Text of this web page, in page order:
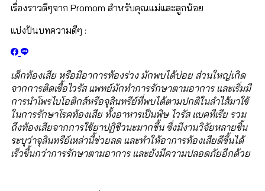
เรื่องราวดีๆจาก Promom สำหรับคุณแม่และลูกน้อย
แบ่งปันบทความดีๆ :
เด็กท้องเสีย หรือมีอาการท้องร่วง มักพบได้บ่อย ส่วนใหญ่เกิด
จากการติดเชื้อไวรัส แพทย์มักทำการรักษาตามอาการ และเริ่มมี
การนำโพรไบโอติกส์หรือจุลินทรีย์ที่พบได้ตามปกติในลำไส้มาใช้
ในการรักษาโรคท้องเสีย ทั้งอาหารเป็นพิษ ไวรัส แบคทีเรีย รวม
ถึงท้องเสียจากการใช้ยาปฏิชีวนะมากขึ้น ซึ่งมีงานวิจัยหลายชิ้น
ระบุว่าจุลินทรีย์เหล่านี้ช่วยลด และทำให้อาการท้องเสียดีขึ้นได้
เร็วขึ้นกว่าการรักษาตามอาการ และยังมีความปลอดภัยอีกด้วย